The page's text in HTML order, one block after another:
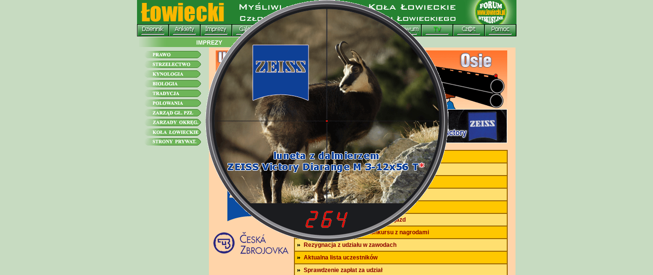
Zamówienie płyty ze zdjęciami
Kroniki filmowe
Kroniki fotograficzne
Informacja o zawodach i regulamin
Zakwaterowanie, wyżywienie i dojazd
Lista uprawnionych do konkursu z nagrodami
Rezygnacja z udziału w zawodach
Aktualna lista uczestników
Sprawdzenie zapłat za udział